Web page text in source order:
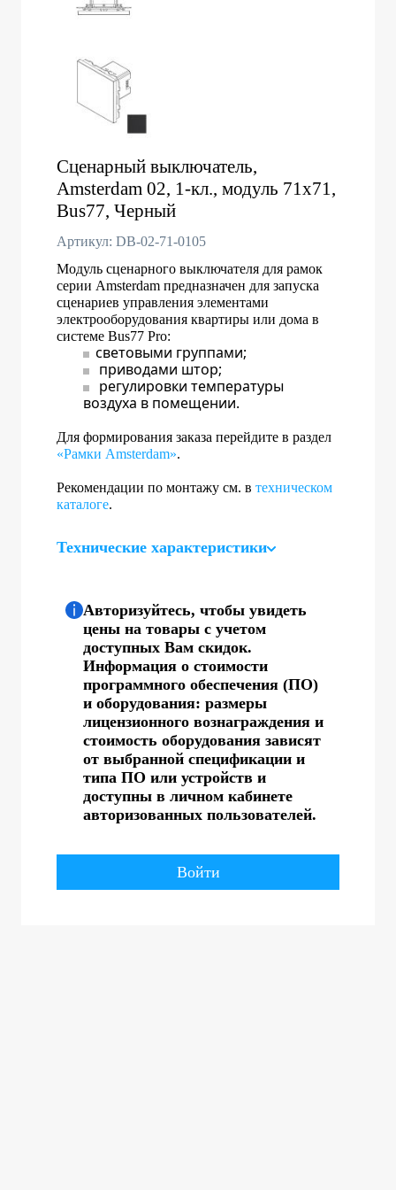
Сценарный выключатель,
Amsterdam 02, 1-кл., модуль 71х71,
Bus77, Черный
Артикул: DB-02-71-0105
Модуль сценарного выключателя для рамок
серии Amsterdam предназначен для запуска
сценариев управления элементами
электрооборудования квартиры или дома в
системе Bus77 Pro:
световыми группами;
приводами штор;
регулировки температуры
воздуха в помещении.
Для формирования заказа перейдите в раздел
«Рамки Amsterdam».
Рекомендации по монтажу см. в техническом
каталоге.
Технические характеристики
Авторизуйтесь, чтобы увидеть
цены на товары с учетом
доступных Вам скидок.
Информация о стоимости
программного обеспечения (ПО)
и оборудования: размеры
лицензионного вознаграждения и
стоимость оборудования зависят
от выбранной спецификации и
типа ПО или устройств и
доступны в личном кабинете
авторизованных пользователей.
Войти